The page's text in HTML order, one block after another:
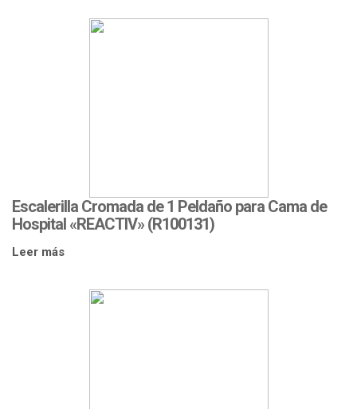
Escalerilla Cromada de 1 Peldaño para Cama de
Hospital «REACTIV» (R100131)
Leer más